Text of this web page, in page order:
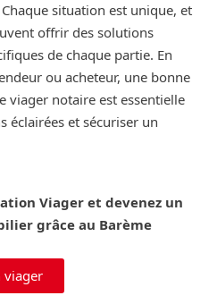
situation est unique, et
offrir des solutions
de chaque partie. En
ou acheteur, une bonne
viager notaire est essentielle
éclairées et sécuriser un
Viager et devenez un
grâce au Barème
viager